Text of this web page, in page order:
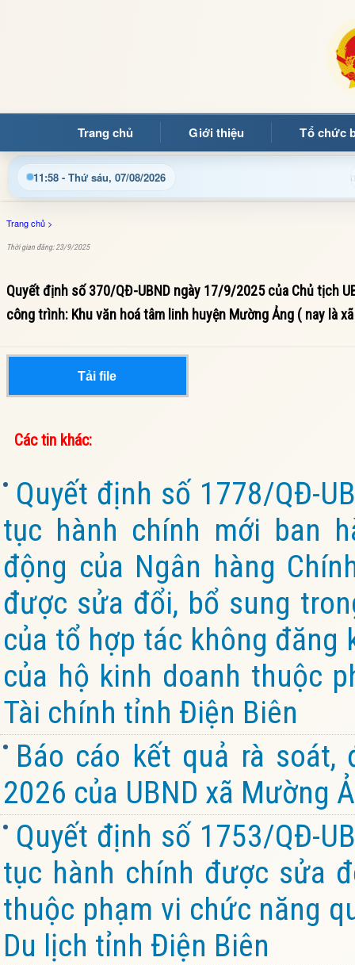
Trang chủ Giới thiệu Tổ chức
11:58 - Thứ sáu, 07/08/2026
thông tin điều hành, thủ tục hành chính và tin tức địa
Trang chủ >
Thời gian đăng: 23/9/2025
Quyết định số 370/QĐ-UBND ngày 17/9/2025 của Chủ tịch
công trình: Khu văn hoá tâm linh huyện Mường Ảng ( nay là
Tải file
Các tin khác:
Quyết định số 1778/QĐ-
tục hành chính mới ban
động của Ngân hàng
được sửa đổi, bổ sung
của tổ hợp tác không đăng
của hộ kinh doanh thuộc
Tài chính tỉnh Điện Biên
Báo cáo kết quả rà
2026 của UBND xã Mường
Quyết định số 1753/QĐ-
tục hành chính được sửa
thuộc phạm vi chức năng
Du lịch tỉnh Điện Biên